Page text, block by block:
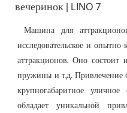
Машина для
исследовательское и
аттракционов. Оно состоит
пружины и т.д. Привлечение
крупногабаритное
обладает уникальной